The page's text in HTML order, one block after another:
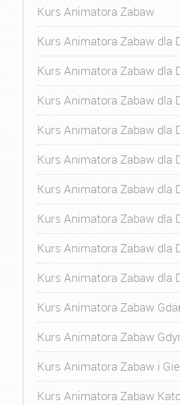
Kurs Animatora Zabaw
Kurs Animatora Zabaw dla
Kurs Animatora Zabaw dla
Kurs Animatora Zabaw dla
Kurs Animatora Zabaw dla
Kurs Animatora Zabaw dla
Kurs Animatora Zabaw dla
Kurs Animatora Zabaw dla
Kurs Animatora Zabaw dla
Kurs Animatora Zabaw dla
Kurs Animatora Zabaw
Kurs Animatora Zabaw
Kurs Animatora Zabaw i
Kurs Animatora Zabaw